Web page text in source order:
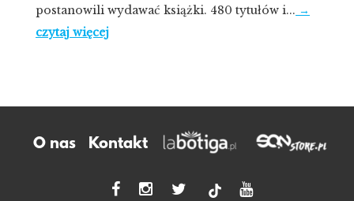
postanowili wydawać książki. 480 tytułów i... →
czytaj więcej
O nas Kontakt
tiktok